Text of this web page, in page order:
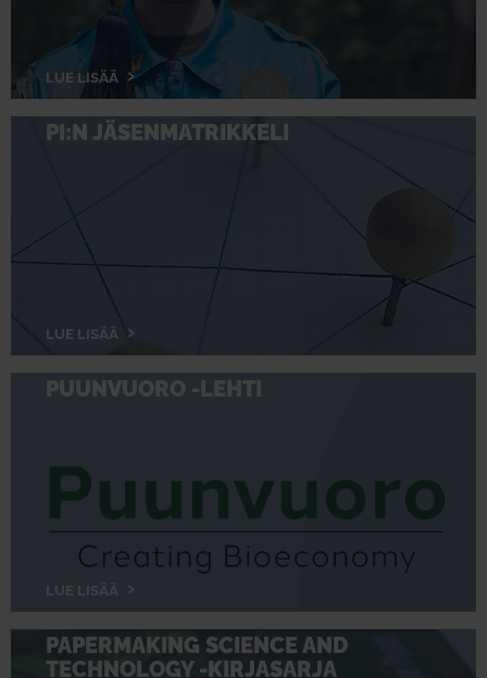
LUE LISÄÄ
PI:N JÄSENMATRIKKELI
LUE LISÄÄ
PUUNVUORO -LEHTI
LUE LISÄÄ
PAPERMAKING SCIENCE AND
TECHNOLOGY -KIRJASARJA